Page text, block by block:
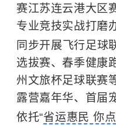
赛江苏连云港大区
专业竞技实战打磨
同步开展飞行足球
选拔赛、春季健康
州文旅杯足球联赛
露营嘉年华、首届
依托“省运惠民 你